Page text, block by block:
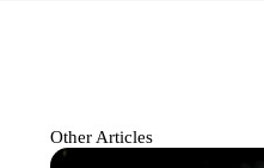
Other Articles